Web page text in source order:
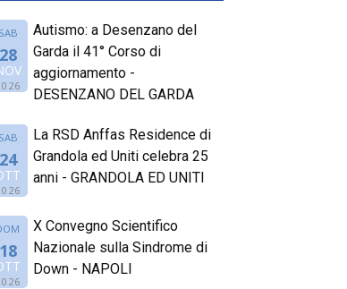
SAB
28
Autismo: a Desenzano del
Garda il 41° Corso di
aggiornamento -
DESENZANO DEL GARDA
SAB
24
La RSD Anffas Residence di
Grandola ed Uniti celebra 25
anni - GRANDOLA ED UNITI
18
X Convegno Scientifico
Nazionale sulla Sindrome di
Down - NAPOLI